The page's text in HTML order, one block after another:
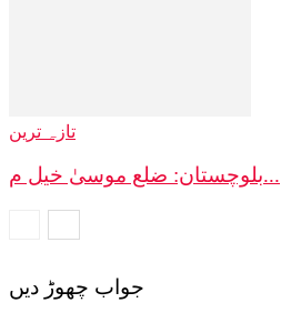
تازہ ترین
بلوچستان: ضلع موسیٰ خیل م...
جواب چھوڑ دیں